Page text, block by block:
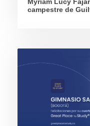
Myriam Lucy
campestre de